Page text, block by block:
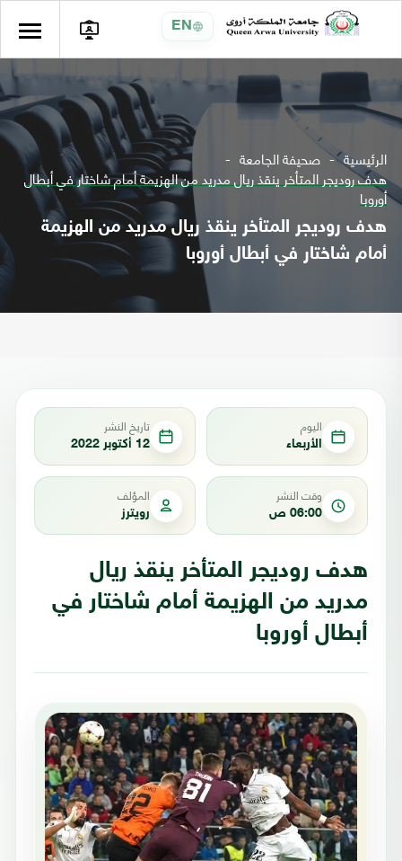
EN
الرئيسية صحيفة الجامعة
هدف روديجر المتأخر ينقذ ريال مدريد من الهزيمة أمام شاختار في أبطال
أوروبا
هدف روديجر المتأخر ينقذ ريال مدريد من الهزيمة
أمام شاختار في أبطال أوروبا
اليوم
الأربعاء
تاريخ النشر
12 أكتوبر 2022
وقت النشر
06:00 ص
المؤلف
رويترز
هدف روديجر المتأخر ينقذ ريال
مدريد من الهزيمة أمام شاختار في
أبطال أوروبا